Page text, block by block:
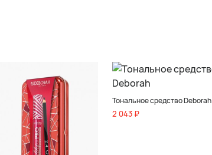
Тональное средство Deborah
2 043 ₽